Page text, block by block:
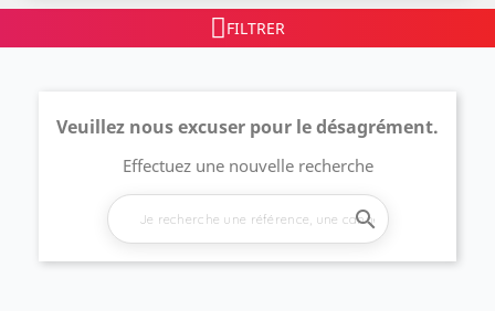
FILTRER
Veuillez nous excuser pour le désagrément.
Effectuez une nouvelle recherche
